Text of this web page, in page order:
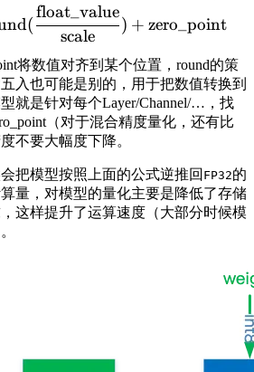
(
scale
float_value
) + zero_point
将数值对齐到某个位置，round的策
入也可能是别的，用于把数值转换到
就是针对每个Layer/Channel/…，找
（对于混合精度量化，还有比
不要大幅度下降。
把模型按照上面的公式逆推回 FP32的
量，对模型的量化主要是降低了存储
这样提升了运算速度（大部分时候模